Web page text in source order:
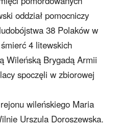
oddział pomocniczy
38 Polaków w
4 litewskich
Wileńską Brygadą Armii
spoczęli w zbiorowej
wileńskiego Maria
Urszula Doroszewska.